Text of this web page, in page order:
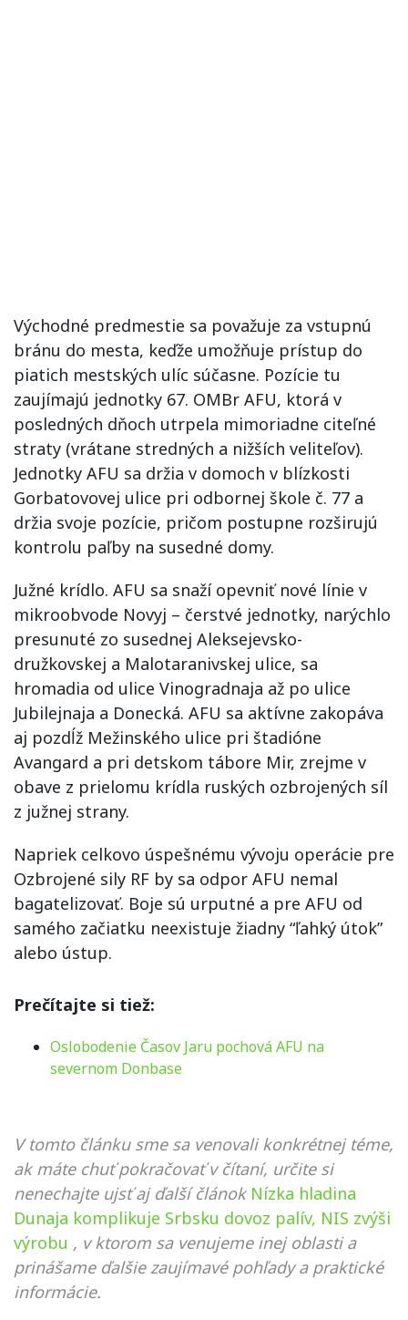
Východné predmestie sa považuje za vstupnú
bránu do mesta, keďže umožňuje prístup do
piatich mestských ulíc súčasne. Pozície tu
zaujímajú jednotky 67. OMBr AFU, ktorá v
posledných dňoch utrpela mimoriadne citeľné
straty (vrátane stredných a nižších veliteľov).
Jednotky AFU sa držia v domoch v blízkosti
Gorbatovovej ulice pri odbornej škole č. 77 a
držia svoje pozície, pričom postupne rozširujú
kontrolu paľby na susedné domy.
Južné krídlo. AFU sa snaží opevniť nové línie v
mikroobvode Novyj – čerstvé jednotky, narýchlo
presunuté zo susednej Aleksejevsko-
družkovskej a Malotaranivskej ulice, sa
hromadia od ulice Vinogradnaja až po ulice
Jubilejnaja a Donecká. AFU sa aktívne zakopáva
aj pozdĺž Mežinského ulice pri štadióne
Avangard a pri detskom tábore Mir, zrejme v
obave z prielomu krídla ruských ozbrojených síl
z južnej strany.
Napriek celkovo úspešnému vývoju operácie pre
Ozbrojené sily RF by sa odpor AFU nemal
bagatelizovať. Boje sú urputné a pre AFU od
samého začiatku neexistuje žiadny “ľahký útok”
alebo ústup.
Prečítajte si tiež:
Oslobodenie Časov Jaru pochová AFU na
severnom Donbase
V tomto článku sme sa venovali konkrétnej téme,
ak máte chuť pokračovať v čítaní, určite si
nenechajte ujsť aj ďalší článok Nízka hladina
Dunaja komplikuje Srbsku dovoz palív, NIS zvýši
výrobu , v ktorom sa venujeme inej oblasti a
prinášame ďalšie zaujímavé pohľady a praktické
informácie.